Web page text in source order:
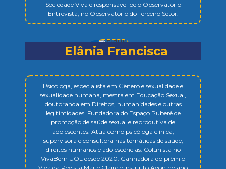
Sociedade Viva e responsável pelo Observatório
Entrevista, no Observatório do Terceiro Setor.
Elânia Francisca
Psicóloga, especialista em Gênero e sexualidade e
sexualidade humana, mestra em Educação Sexual,
doutoranda em Direitos, humanidades e outras
legitimidades. Fundadora do Espaço Puberê de
promoção de saúde sexual e reprodutiva de
adolescentes. Atua como psicóloga clínica,
supervisora e consultora nas temáticas de saúde,
direitos humanos e adolescências. Colunista no
VivaBem UOL desde 2020. Ganhadora do prêmio